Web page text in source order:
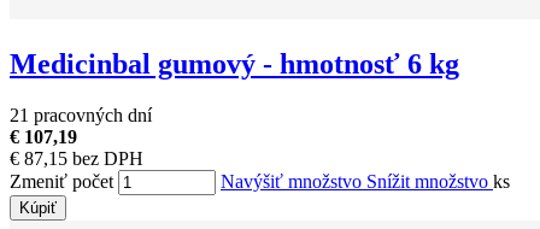
Medicinbal gumový - hmotnosť 6 kg
21 pracovných dní
€ 107,19
€ 87,15 bez DPH
Zmeniť počet
Navýšiť množstvo Snížit množstvo ks
Kúpiť